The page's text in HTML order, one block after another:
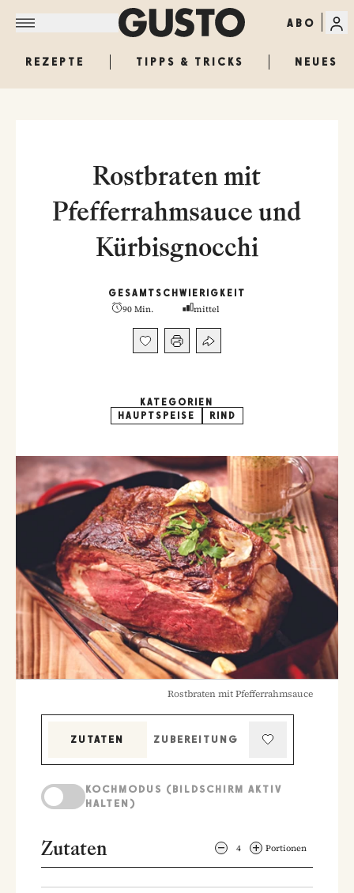
ABO
REZEPTE TIPPS & TRICKS NEUES
Rostbraten mit
Pfefferrahmsauce und
Kürbisgnocchi
GESAMT
90 Min.
SCHWIERIGKEIT
mittel
KATEGORIEN
HAUPTSPEISE
RIND
Rostbraten mit Pfefferrahmsauce
ZUTATEN ZUBEREITUNG
KOCHMODUS (BILDSCHIRM AKTIV
HALTEN)
Zutaten 4 Portionen